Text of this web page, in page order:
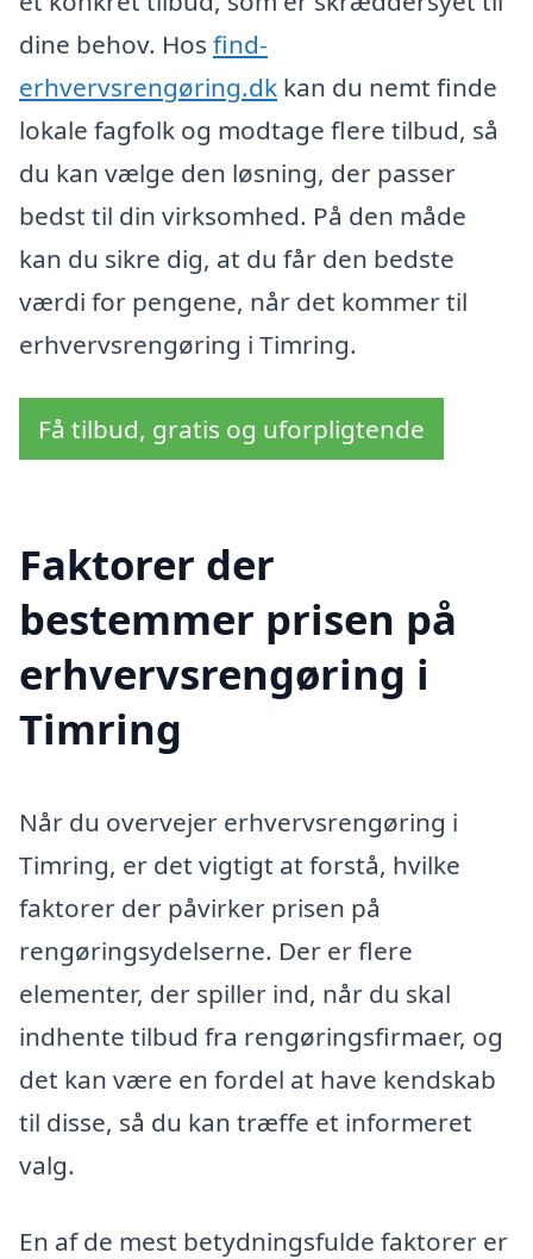
dine behov. Hos find-
erhvervsrengøring.dk kan du nemt finde
lokale fagfolk og modtage flere tilbud, så
du kan vælge den løsning, der passer
bedst til din virksomhed. På den måde
kan du sikre dig, at du får den bedste
værdi for pengene, når det kommer til
erhvervsrengøring i Timring.
Få tilbud, gratis og uforpligtende
Faktorer der
bestemmer prisen på
erhvervsrengøring i
Timring
Når du overvejer erhvervsrengøring i
Timring, er det vigtigt at forstå, hvilke
faktorer der påvirker prisen på
rengøringsydelserne. Der er flere
elementer, der spiller ind, når du skal
indhente tilbud fra rengøringsfirmaer, og
det kan være en fordel at have kendskab
til disse, så du kan træffe et informeret
valg.
En af de mest betydningsfulde faktorer er